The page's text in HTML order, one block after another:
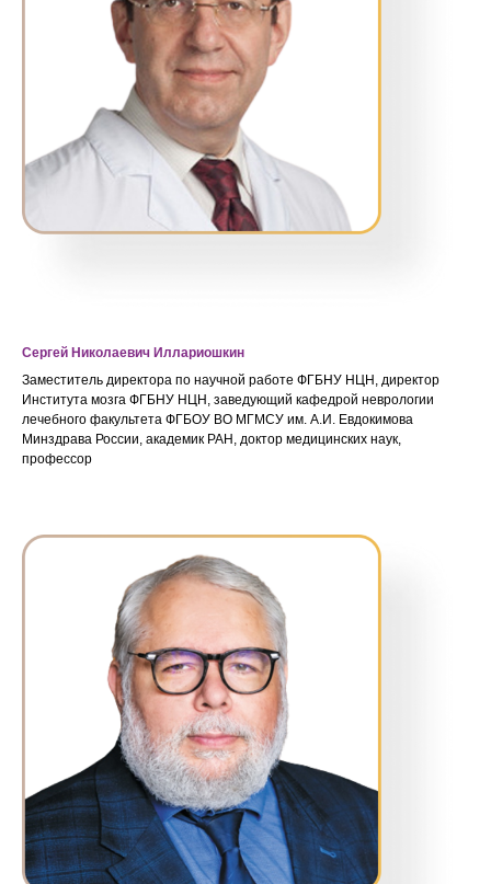
Сергей Николаевич Иллариошкин
Заместитель директора по научной работе ФГБНУ НЦН, директор
Института мозга ФГБНУ НЦН, заведующий кафедрой неврологии
лечебного факультета ФГБОУ ВО МГМСУ им. А.И. Евдокимова
Минздрава России, академик РАН, доктор медицинских наук,
профессор